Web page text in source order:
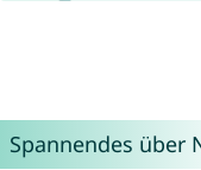
Spannendes über